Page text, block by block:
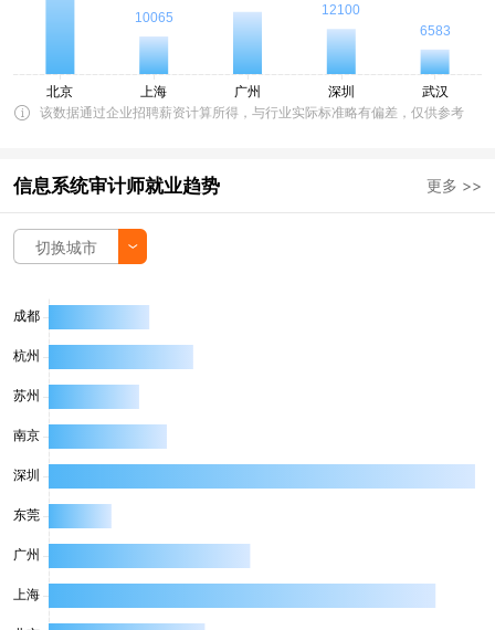
该数据通过企业招聘薪资计算所得，与行业实际标准略有偏差，仅供参考
信息系统审计师就业趋势 更多 >>
切换城市